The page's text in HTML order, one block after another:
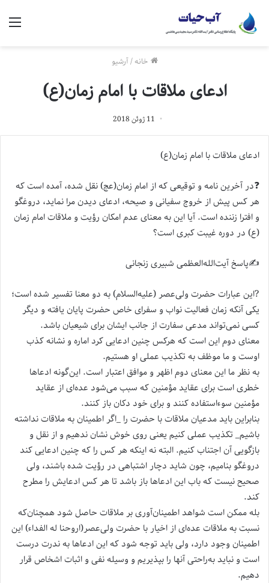
خانه/آرشیو
ادعای ملاقات با امام زمان(ع)
11 ژوئن 2018
ادعای ملاقات با امام زمان(ع)
❓در آخرین نامه و توقیعی که از امام زمان(عج) نقل شده، آمده است که
هر کس پیش از خروج سفیانی و صیحه، ادعای دیدن مرا نماید، دروغگو
و افترا زننده است. آیا این به معنای عدم امکان رؤیت و ملاقات امام زمان
(ع) در دوره غیبت کبری است؟
✍️پاسخ آیت‌الله‌العظمی شبیری زنجانی
?این عبارات حضرت ولی‌عصر (علیه‌السلام) به دو معنا تفسیر شده است؛
یکی آنکه زمان فعالیت نواب و سفرای خاص حضرت پایان یافته و دیگر
کسی نمی‌تواند مدعی سفارت از جانب ایشان برای شیعیان باشد.
معنای دوم این است که هرکس چنین ادعایی کرد اماره و نشانه کذب
اوست و ما موظف به تکذیب عملی او هستیم.
به نظر ما این معنای دوم اظهر و موافق اعتبار است. این‌گونه ادعاها
خطری است برای عقاید مؤمنین که سبب می‌شود عده‌ای از عقاید
مؤمنین سوءاستفاده کنند و برای خود دکان باز کنند.
بنابراین باید مدعیان ملاقات با حضرت را _اگر اطمینان به ملاقات نداشته
باشیم_ تکذیب عملی کنیم یعنی روی خوش نشان ندهیم و از نقل و
بازگویی آن اجتناب کنیم. البته نه اینکه هر کس را که چنین ادعایی کند
دروغگو بنامیم، چون شاید دچار اشتباهی در رؤیت شده باشند، ولی
صحیح نیست که باب این ادعاها باز باشد تا هر کس ادعایش را مطرح
کند.
بله ممکن است شواهد اطمینان‌آوری بر ملاقات حاصل شود همچنان‌که
نسبت به ملاقات عده‌ای از اخیار با حضرت ولی‌عصر(اروحنا له الفداء) این
اطمینان وجود دارد، ولی باید توجه شود که این ادعاها به ندرت درست
است و نباید به‌راحتی آنها را بپذیریم و وسیله نفی و اثبات اشخاص قرار
دهیم.